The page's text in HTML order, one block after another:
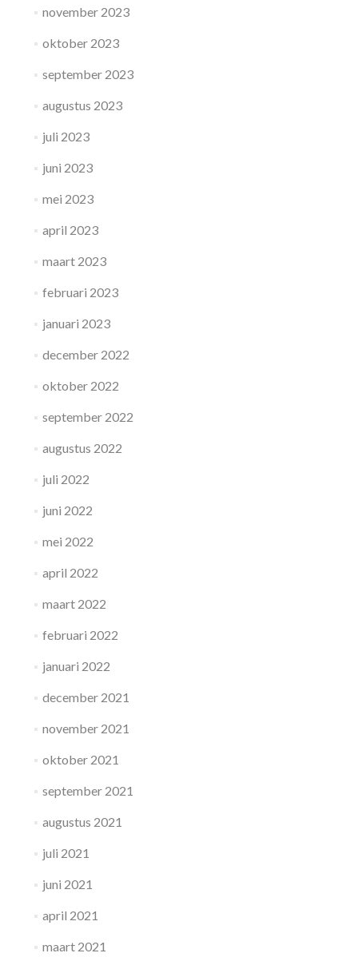
november 2023
oktober 2023
september 2023
augustus 2023
juli 2023
juni 2023
mei 2023
april 2023
maart 2023
februari 2023
januari 2023
december 2022
oktober 2022
september 2022
augustus 2022
juli 2022
juni 2022
mei 2022
april 2022
maart 2022
februari 2022
januari 2022
december 2021
november 2021
oktober 2021
september 2021
augustus 2021
juli 2021
juni 2021
april 2021
maart 2021